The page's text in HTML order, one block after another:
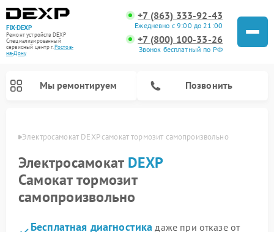
FIX-DEXP
Ремонт устройств DEXP
Специализированный
cервисный центр г.Ростов-
на-Дону
+7 (863) 333-92-43
Ежедневно с 9:00 до 21:00
+7 (800) 100-33-26
Звонок бесплатный по РФ
Мы ремонтируем Позвонить
Электросамокат DEXP самокат тормозит самопроизвольно
Электросамокат DEXP
Самокат тормозит
самопроизвольно
Бесплатная диагностика даже при отказе от